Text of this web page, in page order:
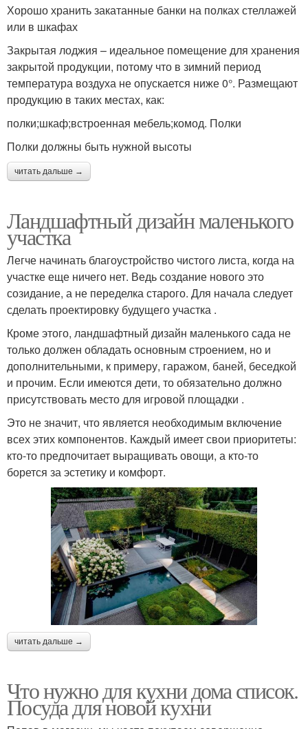
Хорошо хранить закатанные банки на полках стеллажей
или в шкафах
Закрытая лоджия – идеальное помещение для хранения
закрытой продукции, потому что в зимний период
температура воздуха не опускается ниже 0°. Размещают
продукцию в таких местах, как:
полки;шкаф;встроенная мебель;комод. Полки
Полки должны быть нужной высоты
читать дальше →
Ландшафтный дизайн маленького
участка
Легче начинать благоустройство чистого листа, когда на
участке еще ничего нет. Ведь создание нового это
созидание, а не переделка старого. Для начала следует
сделать проектировку будущего участка .
Кроме этого, ландшафтный дизайн маленького сада не
только должен обладать основным строением, но и
дополнительными, к примеру, гаражом, баней, беседкой
и прочим. Если имеются дети, то обязательно должно
присутствовать место для игровой площадки .
Это не значит, что является необходимым включение
всех этих компонентов. Каждый имеет свои приоритеты:
кто-то предпочитает выращивать овощи, а кто-то
борется за эстетику и комфорт.
читать дальше →
Что нужно для кухни дома список.
Посуда для новой кухни